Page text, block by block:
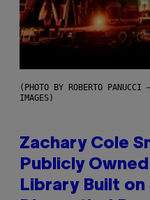
(PHOTO BY ROBERTO
IMAGES)
Zachary Cole
Publicly
Library Built on